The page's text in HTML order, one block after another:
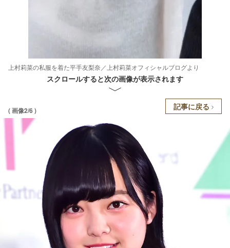
上村莉菜の私服を着た平手友梨奈／上村莉菜オフィシャルブログより
スクロールすると次の画像が表示されます
( 画像2/6 ) 記事に戻る